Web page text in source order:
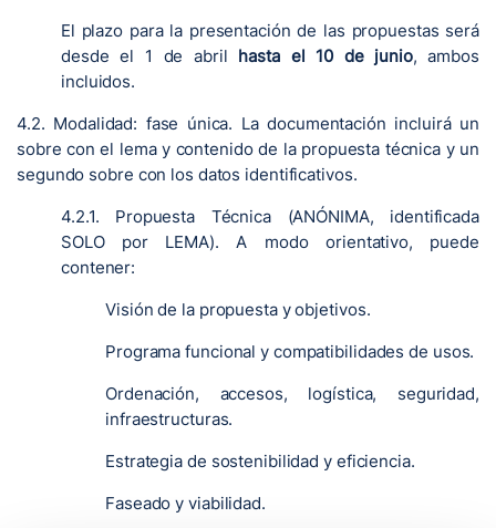
El plazo para la presentación de las propuestas será
desde el 1 de abril hasta el 10 de junio, ambos
incluidos.
4.2. Modalidad: fase única. La documentación incluirá un
sobre con el lema y contenido de la propuesta técnica y un
segundo sobre con los datos identificativos.
4.2.1. Propuesta Técnica (ANÓNIMA, identificada
SOLO por LEMA). A modo orientativo, puede
contener:
Visión de la propuesta y objetivos.
Programa funcional y compatibilidades de usos.
Ordenación, accesos, logística, seguridad,
infraestructuras.
Estrategia de sostenibilidad y eficiencia.
Faseado y viabilidad.